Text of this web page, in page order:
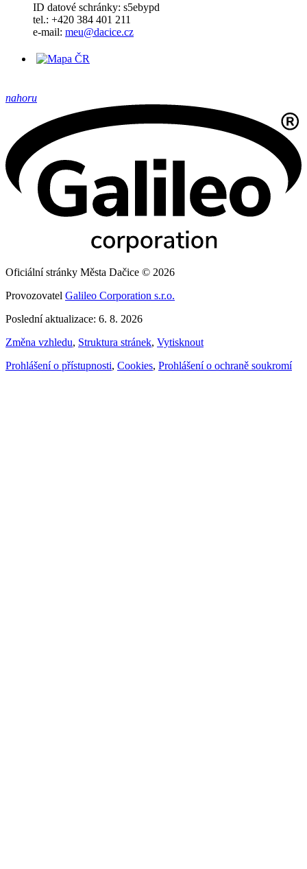
ID datové schránky: s5ebypd
tel.: +420 384 401 211
e-mail: meu@dacice.cz
nahoru
Oficiální stránky Města Dačice © 2026
Provozovatel Galileo Corporation s.r.o.
Poslední aktualizace: 6. 8. 2026
Změna vzhledu, Struktura stránek, Vytisknout
Prohlášení o přístupnosti, Cookies, Prohlášení o ochraně soukromí